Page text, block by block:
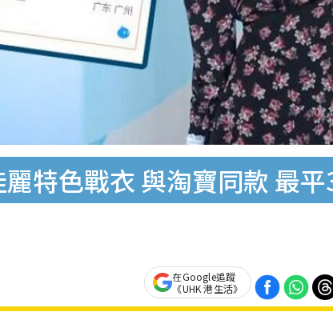
麗特色戰衣 與淘寶同款 最
在Google追蹤
《UHK 港生活》